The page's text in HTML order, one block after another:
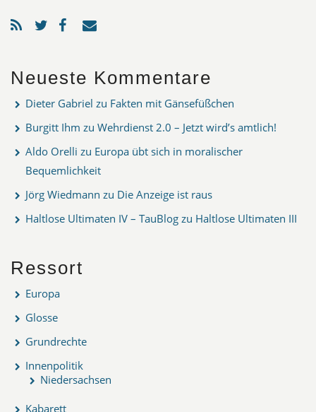
Neueste Kommentare
Dieter Gabriel zu Fakten mit Gänsefüßchen
Burgitt Ihm zu Wehrdienst 2.0 – Jetzt wird’s amtlich!
Aldo Orelli zu Europa übt sich in moralischer
Bequemlichkeit
Jörg Wiedmann zu Die Anzeige ist raus
Haltlose Ultimaten IV – TauBlog zu Haltlose Ultimaten III
Ressort
Europa
Glosse
Grundrechte
Innenpolitik
Niedersachsen
Kabarett